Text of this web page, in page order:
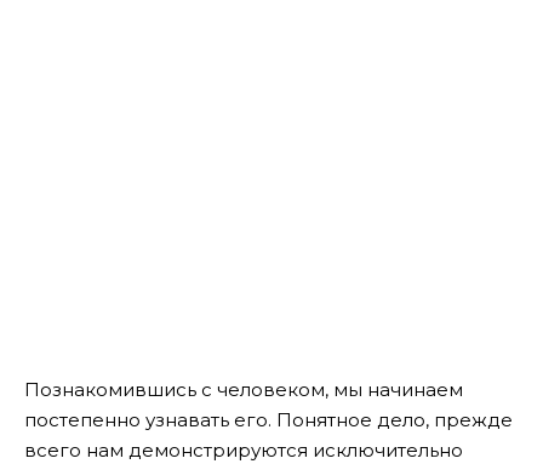
Познакомившись с человеком, мы начинаем
постепенно узнавать его. Понятное дело, прежде
всего нам демонстрируются исключительно